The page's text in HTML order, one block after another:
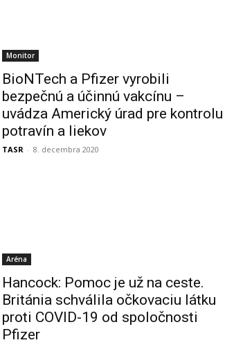
Monitor
BioNTech a Pfizer vyrobili
bezpečnú a účinnú vakcínu –
uvádza Americký úrad pre kontrolu
potravín a liekov
TASR - 8. decembra 2020
Aréna
Hancock: Pomoc je už na ceste.
Británia schválila očkovaciu látku
proti COVID-19 od spoločnosti
Pfizer